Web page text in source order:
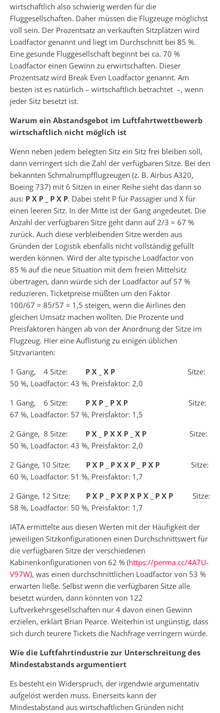
wirtschaftlich also schwierig werden für die
Fluggesellschaften. Daher müssen die Flugzeuge möglichst
voll sein. Der Prozentsatz an verkauften Sitzplätzen wird
Loadfactor genannt und liegt im Durchschnitt bei 85 %.
Eine gesunde Fluggesellschaft beginnt bei ca. 70 %
Loadfactor einen Gewinn zu erwirtschaften. Dieser
Prozentsatz wird Break Even Loadfactor genannt. Am
besten ist es natürlich – wirtschaftlich betrachtet –, wenn
jeder Sitz besetzt ist.
Warum ein Abstandsgebot im Luftfahrtwettbewerb
wirtschaftlich nicht möglich ist
Wenn neben jedem belegten Sitz ein Sitz frei bleiben soll,
dann verringert sich die Zahl der verfügbaren Sitze. Bei den
bekannten Schmalrumpfflugzeugen (z. B. Airbus A320,
Boeing 737) mit 6 Sitzen in einer Reihe sieht das dann so
aus: P X P _ P X P. Dabei steht P für Passagier und X für
einen leeren Sitz. In der Mitte ist der Gang angedeutet. Die
Anzahl der verfügbaren Sitze geht dann auf 2/3 = 67 %
zurück. Auch diese verbleibenden Sitze werden aus
Gründen der Logistik ebenfalls nicht vollständig gefüllt
werden können. Wird der alte typische Loadfactor von
85 % auf die neue Situation mit dem freien Mittelsitz
übertragen, dann würde sich der Loadfactor auf 57 %
reduzieren. Ticketpreise müßten um den Faktor
100/67 = 85/57 = 1,5 steigen, wenn die Airlines den
gleichen Umsatz machen wollten. Die Prozente und
Preisfaktoren hängen ab von der Anordnung der Sitze im
Flugzeug. Hier eine Auflistung zu einigen üblichen
Sitzvarianten:
1 Gang, 4 Sitze: P X _ X P Sitze:
50 %, Loadfactor: 43 %, Preisfaktor: 2,0
1 Gang, 6 Sitze: P X P _ P X P Sitze:
67 %, Loadfactor: 57 %, Preisfaktor: 1,5
2 Gänge, 8 Sitze: P X _ P X X P _ X P Sitze:
50 %, Loadfactor: 43 %, Preisfaktor: 2,0
2 Gänge, 10 Sitze: P X P _ P X X P _ P X P Sitze:
60 %, Loadfactor: 51 %, Preisfaktor: 1,7
2 Gänge, 12 Sitze: P X P _ P X P X P X _ P X P Sitze:
58 %, Loadfactor: 50 %, Preisfaktor: 1,7
IATA ermittelte aus diesen Werten mit der Häufigkeit der
jeweiligen Sitzkonfigurationen einen Durchschnittswert für
die verfügbaren Sitze der verschiedenen
Kabinenkonfigurationen von 62 % (https://perma.cc/4A7U-
V97W), was einen durchschnittlichen Loadfactor von 53 %
erwarten ließe. Selbst wenn die verfügbaren Sitze alle
besetzt würden, dann könnten von 122
Luftverkehrsgesellschaften nur 4 davon einen Gewinn
erzielen, erklärt Brian Pearce. Weiterhin ist ungünstig, dass
sich durch teurere Tickets die Nachfrage verringern würde.
Wie die Luftfahrtindustrie zur Unterschreitung des
Mindestabstands argumentiert
Es besteht ein Widerspruch, der irgendwie argumentativ
aufgelöst werden muss. Einerseits kann der
Mindestabstand aus wirtschaftlichen Gründen nicht